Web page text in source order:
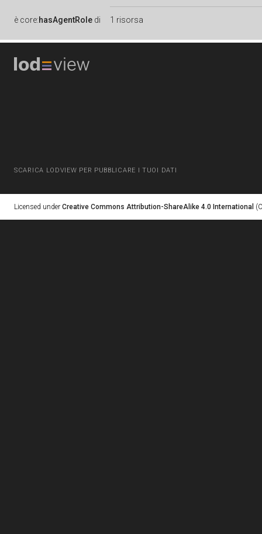
è core:hasAgentRole di 1 risorsa
SCARICA LODVIEW PER PUBBLICARE I TUOI DATI
Licensed under Creative Commons Attribution-ShareAlike 4.0 International